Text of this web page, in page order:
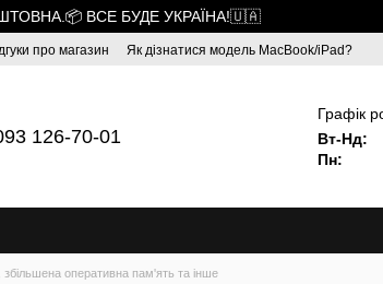
ВСЕ БУДЕ УКРАЇНА!🇺🇦
про магазин
Як дізнатися модель MacBook/iPad?
126-70-01
Графік
Вт-Нд:
Пн:
збільшена оперативна пам'ять та інше